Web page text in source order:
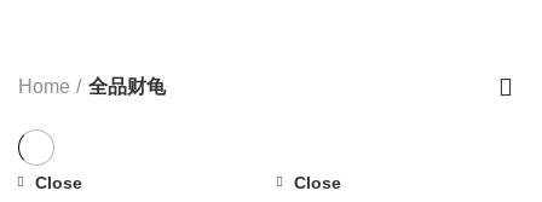
器材用品75 PRODUCTS
Home 全品财龟
Close Close